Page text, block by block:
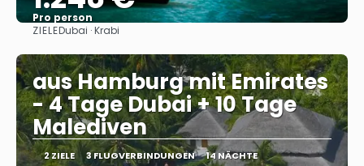
Pro person
ZIELEDubai · Krabi
aus Hamburg mit Emirates
- 4 Tage Dubai + 10 Tage
Malediven
2 ZIELE 3 FLUGVERBINDUNGEN 14 NÄCHTE